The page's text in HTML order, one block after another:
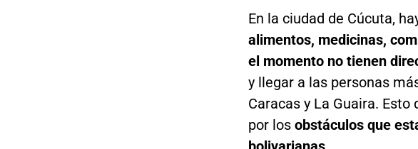
En la ciudad de Cúcuta,
alimentos, medicinas,
el momento no tienen
y llegar a las personas
Caracas y La Guaira.
por los obstáculos que